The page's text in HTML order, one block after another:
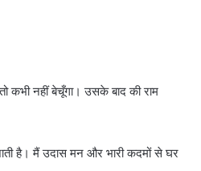
कभी नहीं बेचूँगा। उसके बाद की राम
है। मैं उदास मन और भारी कदमों से घर